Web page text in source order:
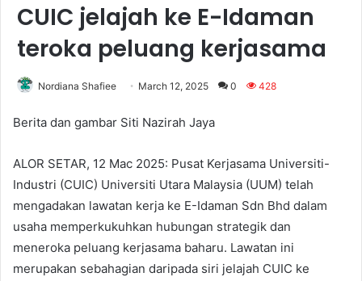
CUIC jelajah ke E-Idaman
teroka peluang kerjasama
Nordiana Shafiee March 12, 2025 0 428
Berita dan gambar Siti Nazirah Jaya
ALOR SETAR, 12 Mac 2025: Pusat Kerjasama Universiti-
Industri (CUIC) Universiti Utara Malaysia (UUM) telah
mengadakan lawatan kerja ke E-Idaman Sdn Bhd dalam
usaha memperkukuhkan hubungan strategik dan
meneroka peluang kerjasama baharu. Lawatan ini
merupakan sebahagian daripada siri jelajah CUIC ke